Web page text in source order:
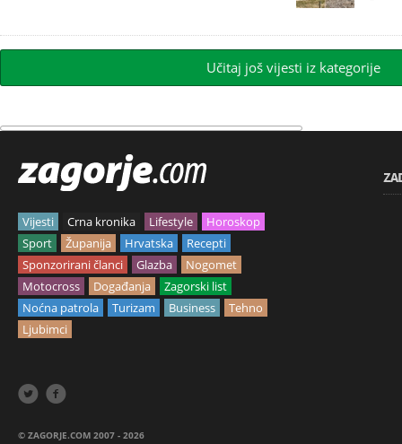
Učitaj još vijesti iz kategorije
Vijesti Crna kronika Lifestyle
Horoskop
Sport
Županija Hrvatska
Recepti
Sponzorirani članci
Glazba
Nogomet
Motocross
Događanja
Zagorski list
Noćna patrola
Turizam Business
Tehno
Ljubimci
 
© ZAGORJE.COM 2007 - 2026